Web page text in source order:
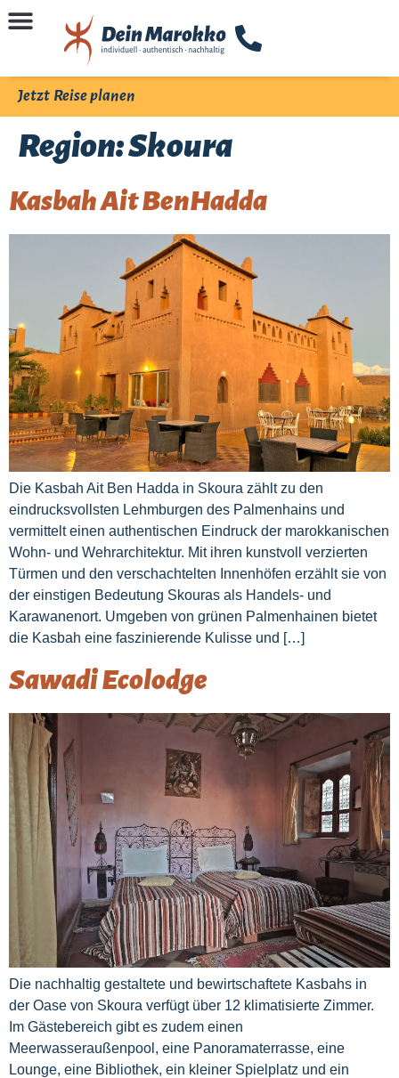
Jetzt Reise planen
Region:Skoura
Kasbah Ait BenHadda
Die Kasbah Ait Ben Hadda in Skoura zählt zu den
eindrucksvollsten Lehmburgen des Palmenhains und
vermittelt einen authentischen Eindruck der marokkanischen
Wohn- und Wehrarchitektur. Mit ihren kunstvoll verzierten
Türmen und den verschachtelten Innenhöfen erzählt sie von
der einstigen Bedeutung Skouras als Handels- und
Karawanenort. Umgeben von grünen Palmenhainen bietet
die Kasbah eine faszinierende Kulisse und […]
Sawadi Ecolodge
Die nachhaltig gestaltete und bewirtschaftete Kasbahs in
der Oase von Skoura verfügt über 12 klimatisierte Zimmer.
Im Gästebereich gibt es zudem einen
Meerwasseraußenpool, eine Panoramaterrasse, eine
Lounge, eine Bibliothek, ein kleiner Spielplatz und ein